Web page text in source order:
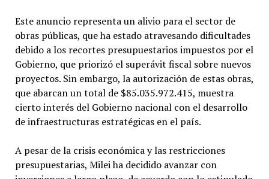
Este anuncio representa un alivio para el sector de
obras públicas, que ha estado atravesando dificultades
debido a los recortes presupuestarios impuestos por el
Gobierno, que priorizó el superávit fiscal sobre nuevos
proyectos. Sin embargo, la autorización de estas obras,
que abarcan un total de $85.035.972.415, muestra
cierto interés del Gobierno nacional con el desarrollo
de infraestructuras estratégicas en el país.
A pesar de la crisis económica y las restricciones
presupuestarias, Milei ha decidido avanzar con